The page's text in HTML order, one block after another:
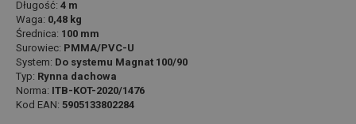
Długość: 4 m
Waga: 0,48 kg
Średnica: 100 mm
Surowiec: PMMA/PVC-U
System: Do systemu Magnat 100/90
Typ: Rynna dachowa
Norma: ITB-KOT-2020/1476
Kod EAN: 5905133802284